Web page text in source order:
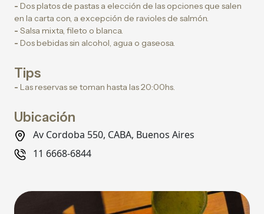
- Dos platos de pastas a elección de las opciones que salen
en la carta con, a excepción de ravioles de salmón.
- Salsa mixta, fileto o blanca.
- Dos bebidas sin alcohol, agua o gaseosa.
Tips
- Las reservas se toman hasta las 20:00hs.
Ubicación
Av Cordoba 550, CABA, Buenos Aires
11 6668-6844